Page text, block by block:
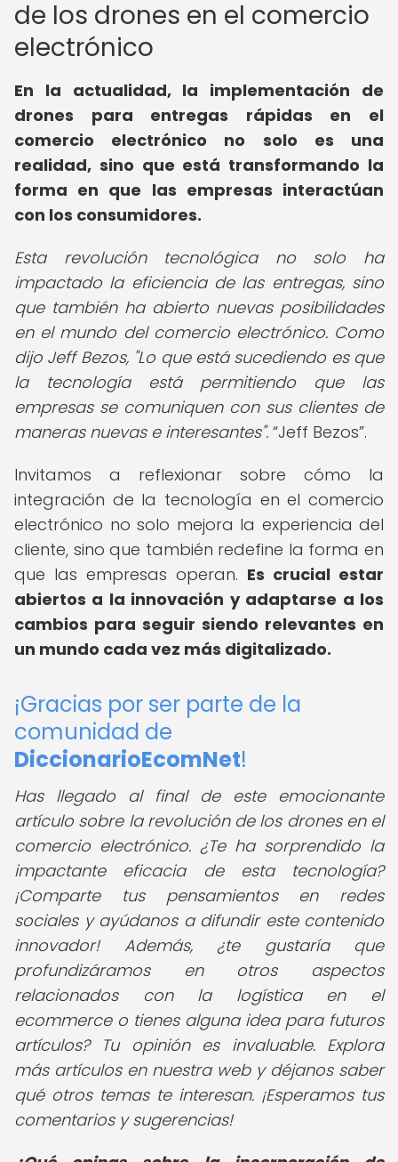
de los drones en el comercio
electrónico
En la actualidad, la implementación de
drones para entregas rápidas en el
comercio electrónico no solo es una
realidad, sino que está transformando la
forma en que las empresas interactúan
con los consumidores.
Esta revolución tecnológica no solo ha
impactado la eficiencia de las entregas, sino
que también ha abierto nuevas posibilidades
en el mundo del comercio electrónico. Como
dijo Jeff Bezos, "Lo que está sucediendo es que
la tecnología está permitiendo que las
empresas se comuniquen con sus clientes de
maneras nuevas e interesantes". Jeff Bezos .
Invitamos a reflexionar sobre cómo la
integración de la tecnología en el comercio
electrónico no solo mejora la experiencia del
cliente, sino que también redefine la forma en
que las empresas operan. Es crucial estar
abiertos a la innovación y adaptarse a los
cambios para seguir siendo relevantes en
un mundo cada vez más digitalizado.
¡Gracias por ser parte de la
comunidad de
DiccionarioEcomNet!
Has llegado al final de este emocionante
artículo sobre la revolución de los drones en el
comercio electrónico. ¿Te ha sorprendido la
impactante eficacia de esta tecnología?
¡Comparte tus pensamientos en redes
sociales y ayúdanos a difundir este contenido
innovador! Además, ¿te gustaría que
profundizáramos en otros aspectos
relacionados con la logística en el
ecommerce o tienes alguna idea para futuros
artículos? Tu opinión es invaluable. Explora
más artículos en nuestra web y déjanos saber
qué otros temas te interesan. ¡Esperamos tus
comentarios y sugerencias!